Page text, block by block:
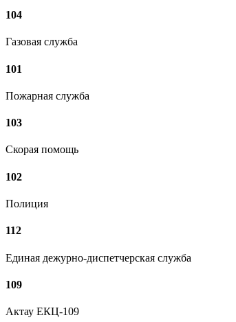
104
Газовая служба
101
Пожарная служба
103
Скорая помощь
102
Полиция
112
Единая дежурно-диспетчерская служба
109
Актау ЕКЦ-109